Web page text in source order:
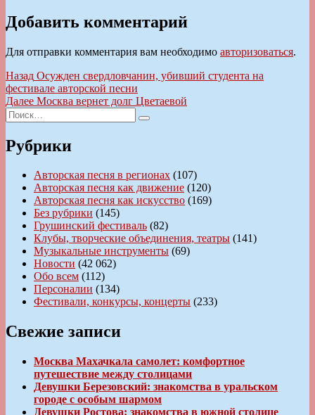
Добавить комментарий
Для отправки комментария вам необходимо авторизоваться.
Навигация
по
записям
Назад Предыдущая
запись:
Осужден свердловчанин, убивший студента на
фестивале авторской песни
Далее Следующая
Москва вернет долг Цветаевой
Искать:
Поиск
Рубрики
Авторская песня в регионах (107)
Авторская песня как движение (120)
Авторская песня как искусство (169)
Без рубрики (145)
Грушинский фестиваль (82)
Клубы, творческие объединения, театры (141)
Музыкальные инструменты (69)
Новости (42 062)
Обо всем (112)
Персоналии (134)
Фестивали, конкурсы, концерты (233)
Свежие записи
Москва Махачкала самолет: комфортное
путешествие между столицами
Девушки Березовский: знакомства в уральском
городе с особым шармом
Девушки Ростова: знакомства в южной столице